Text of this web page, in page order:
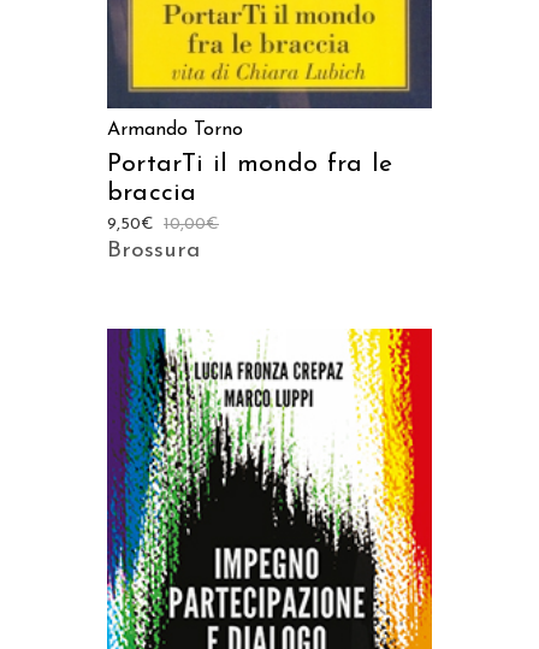
Armando Torno
PortarTi il mondo fra le
braccia
10,00€
9,50€
Brossura
AGGIUNGI AL CARRELLO